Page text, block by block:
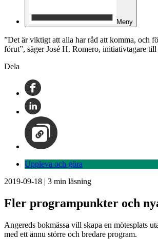
Meny
”Det är viktigt att alla har råd att komma, och
förut”, säger José H. Romero, initiativtagare till
Dela
Uppleva och göra
2019-09-18 | 3 min läsning
Fler programpunkter och
Angereds bokmässa vill skapa en mötesplats
med ett ännu större och bredare program.